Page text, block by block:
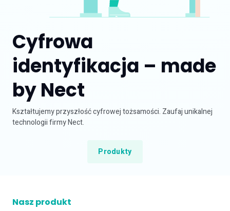
Zapytanie ofertowe
Cyfrowa
identyfikacja – made
by Nect
Kształtujemy przyszłość cyfrowej tożsamości. Zaufaj unikalnej
technologii firmy Nect.
Produkty
Nasz produkt